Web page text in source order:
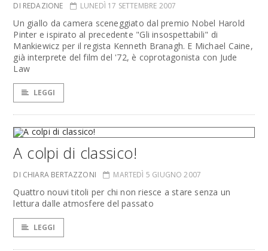
DI REDAZIONE LUNEDÌ 17 SETTEMBRE 2007
Un giallo da camera sceneggiato dal premio Nobel Harold
Pinter e ispirato al precedente "Gli insospettabili" di
Mankiewicz per il regista Kenneth Branagh. E Michael Caine,
già interprete del film del '72, è coprotagonista con Jude
Law
LEGGI
A colpi di classico!
DI CHIARA BERTAZZONI MARTEDÌ 5 GIUGNO 2007
Quattro nouvi titoli per chi non riesce a stare senza un
lettura dalle atmosfere del passato
LEGGI